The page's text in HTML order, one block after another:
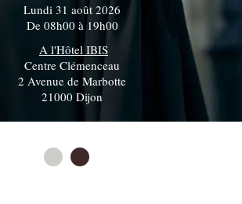
Lundi 31 août 2026
De 08h00 à 19h00
A l'Hôtel IBIS
Centre Clémenceau
2 Avenue de Marbotte
21000 Dijon